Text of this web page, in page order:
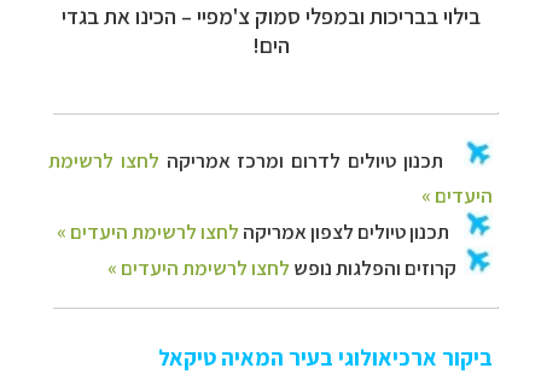
בילוי בבריכות ובמפלי סמוק צ'מפיי – הכינו את בגדי
הים!
ביקור ארכיאולוגי בעיר המאיה טיקאל